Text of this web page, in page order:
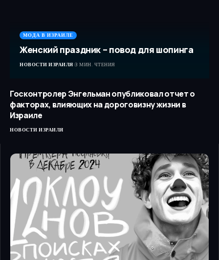
МОДА В ИЗРАИЛЕ
Женский праздник – повод для шопинга
НОВОСТИ ИЗРАИЛЯ 3 МИН. ЧТЕНИЯ
Госконтролер Энгельман опубликовал отчет о
факторах, влияющих на дороговизну жизни в
Израиле
НОВОСТИ ИЗРАИЛЯ